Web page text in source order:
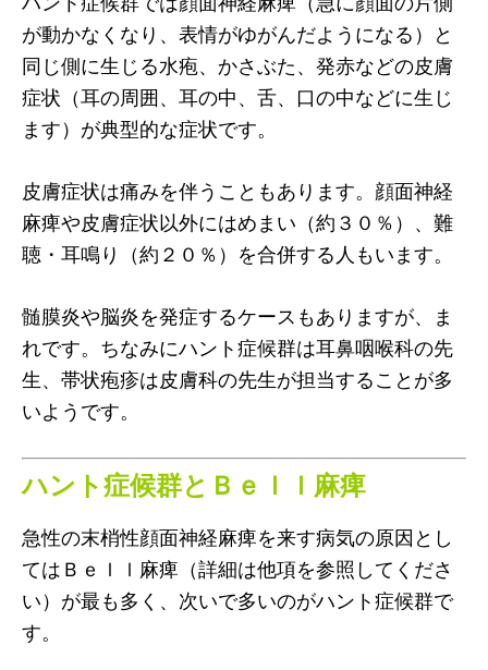
が動かなくなり、表情がゆがんだようになる）と
同じ側に生じる水疱、かさぶた、発赤などの皮膚
症状（耳の周囲、耳の中、舌、口の中などに生じ
ます）が典型的な症状です。
皮膚症状は痛みを伴うこともあります。顔面神経
麻痺や皮膚症状以外にはめまい（約３０％）、難
聴・耳鳴り（約２０％）を合併する人もいます。
髄膜炎や脳炎を発症するケースもありますが、ま
れです。ちなみにハント症候群は耳鼻咽喉科の先
生、帯状疱疹は皮膚科の先生が担当することが多
いようです。
ハント症候群とＢｅｌｌ麻痺
急性の末梢性顔面神経麻痺を来す病気の原因とし
てはＢｅｌｌ麻痺（詳細は他項を参照してくださ
い）が最も多く、次いで多いのがハント症候群で
す。